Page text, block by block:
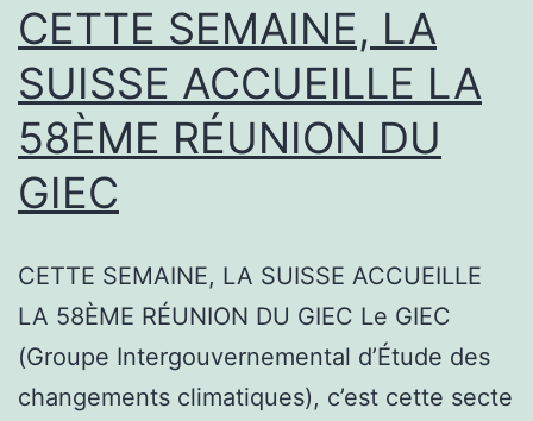
CETTE SEMAINE, LA
SUISSE ACCUEILLE LA
58ÈME RÉUNION DU
GIEC
CETTE SEMAINE, LA SUISSE ACCUEILLE
LA 58ÈME RÉUNION DU GIEC Le GIEC
(Groupe Intergouvernemental d’Étude des
changements climatiques), c’est cette secte